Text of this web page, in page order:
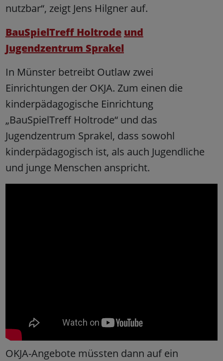
nutzbar“, zeigt Jens Hilgner auf.
BauSpielTreff Holtrode und
Jugendzentrum Sprakel
In Münster betreibt Outlaw zwei
Einrichtungen der OKJA. Zum einen die
kinderpädagogische Einrichtung
„BauSpielTreff Holtrode“ und das
Jugendzentrum Sprakel, dass sowohl
kinderpädagogisch ist, als auch Jugendliche
und junge Menschen anspricht.
OKJA-Angebote müssten dann auf ein